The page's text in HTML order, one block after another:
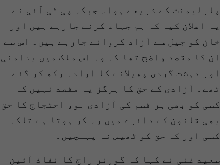
پارلیمنٹ کے ذریعے ہوا۔ جبکہ پی ٹی آئی نے
یہ اعلان کیا کہ ہم جہاد کرنے جارہے ہیں اور
خان کو جیل سے آزاد کروانے جارہے ہیں۔ اس سے
ان کا مقصد واضح تھا کہ وہ اس ملک میں بدامنی
اور دہشت گردی پھیلانے کا ارادہ رکھ کر گئے
تھے۔ آزادی کے حق کا ہرگز یہ مقصد نہیں کہ
کسی کو بھی ہر قسم کی آزادی ہو، احتجاج کا حق
بھی قانون کے دائرے میں رہ کر ہوتا ہے تاکہ
کسی اور کہ حق کو ٹھیس نہ پہنچیں۔
سعید غنی نے کہا کہ گورنر راج کا نفاذ آئین